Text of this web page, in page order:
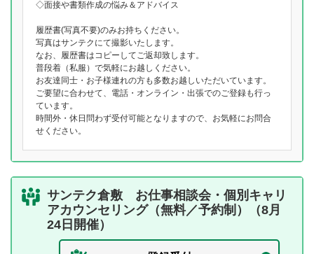
◇面接や書類作成の悩み＆アドバイス
履歴書(写真不要)のみお持ちください。
写真はサンテクにて撮影いたします。
なお、履歴書はコピーしてご返却致します。
普段着（私服）で気軽にお越しください。
お友達同士・お子様連れの方も多数お越しいただいています。
ご要望に合わせて、電話・オンライン・出張でのご登録も行っ
ています。
時間外・休日問わず受付可能となりますので、お気軽にお問合
せください。
サンテク倉敷 お仕事相談会・個別キャリ
アカウンセリング（無料／予約制）（8月
24日開催）